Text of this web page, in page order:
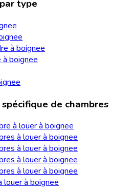
type
à boignee
à boignee
de chambres
à louer à boignee
à louer à boignee
à louer à boignee
à louer à boignee
à louer à boignee
louer à boignee